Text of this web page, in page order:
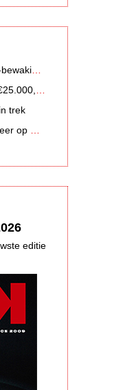
trek
editie